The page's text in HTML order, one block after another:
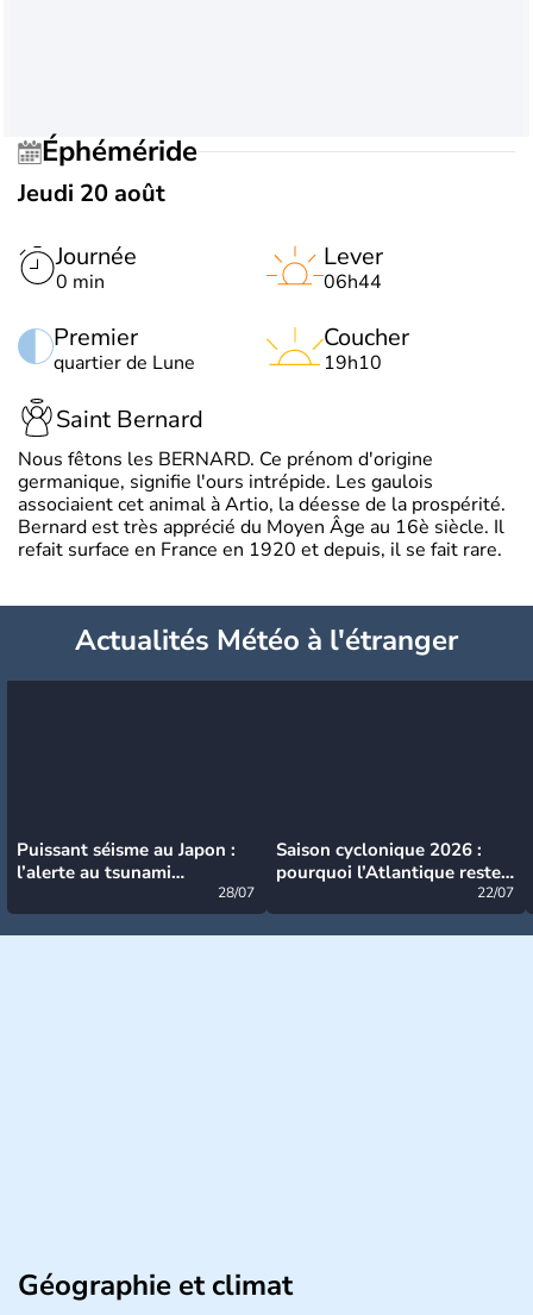
Éphéméride
Jeudi 20 août
Journée
0 min
Premier
quartier de Lune
Lever
06h44
Coucher
19h10
Saint Bernard
Nous fêtons les BERNARD. Ce prénom d'origine
germanique, signifie l'ours intrépide. Les gaulois
associaient cet animal à Artio, la déesse de la prospérité.
Bernard est très apprécié du Moyen Âge au 16è siècle. Il
refait surface en France en 1920 et depuis, il se fait rare.
Actualités Météo à l'étranger
Puissant séisme au Japon :
l’alerte au tsunami
28/07
Saison cyclonique 2026 :
pourquoi l’Atlantique reste
22/07
Géographie et climat